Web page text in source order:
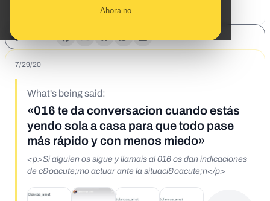
Ahora no
7/29/20
What's being said:
«016 te da conversacion cuando estás
yendo sola a casa para que todo pase
más rápido y con menos miedo»
<p>Si alguien os sigue y llamais al 016 os dan indicaciones
de c&oacute;mo actuar ante la situaci&oacute;n</p>